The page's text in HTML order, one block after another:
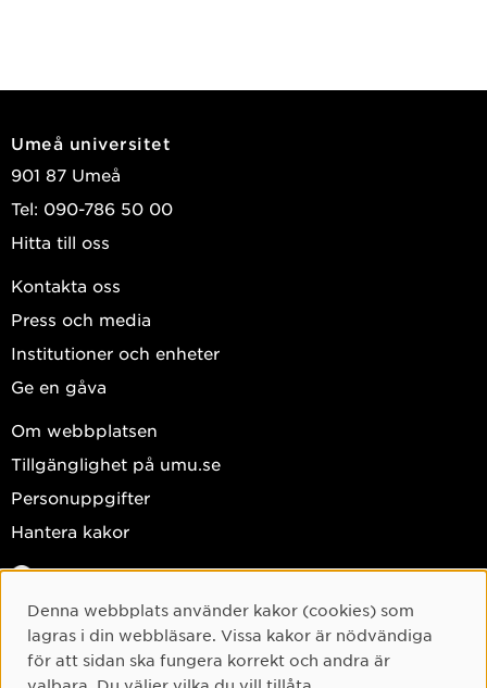
Umeå universitet
901 87 Umeå
Tel: 090-786 50 00
Hitta till oss
Kontakta oss
Press och media
Institutioner och enheter
Ge en gåva
Om webbplatsen
Tillgänglighet på umu.se
Personuppgifter
Hantera kakor
Facebook
Instagram
TikTok
Youtube
Cookie-samtycke
Denna webbplats använder kakor (cookies) som
lagras i din webbläsare. Vissa kakor är nödvändiga
för att sidan ska fungera korrekt och andra är